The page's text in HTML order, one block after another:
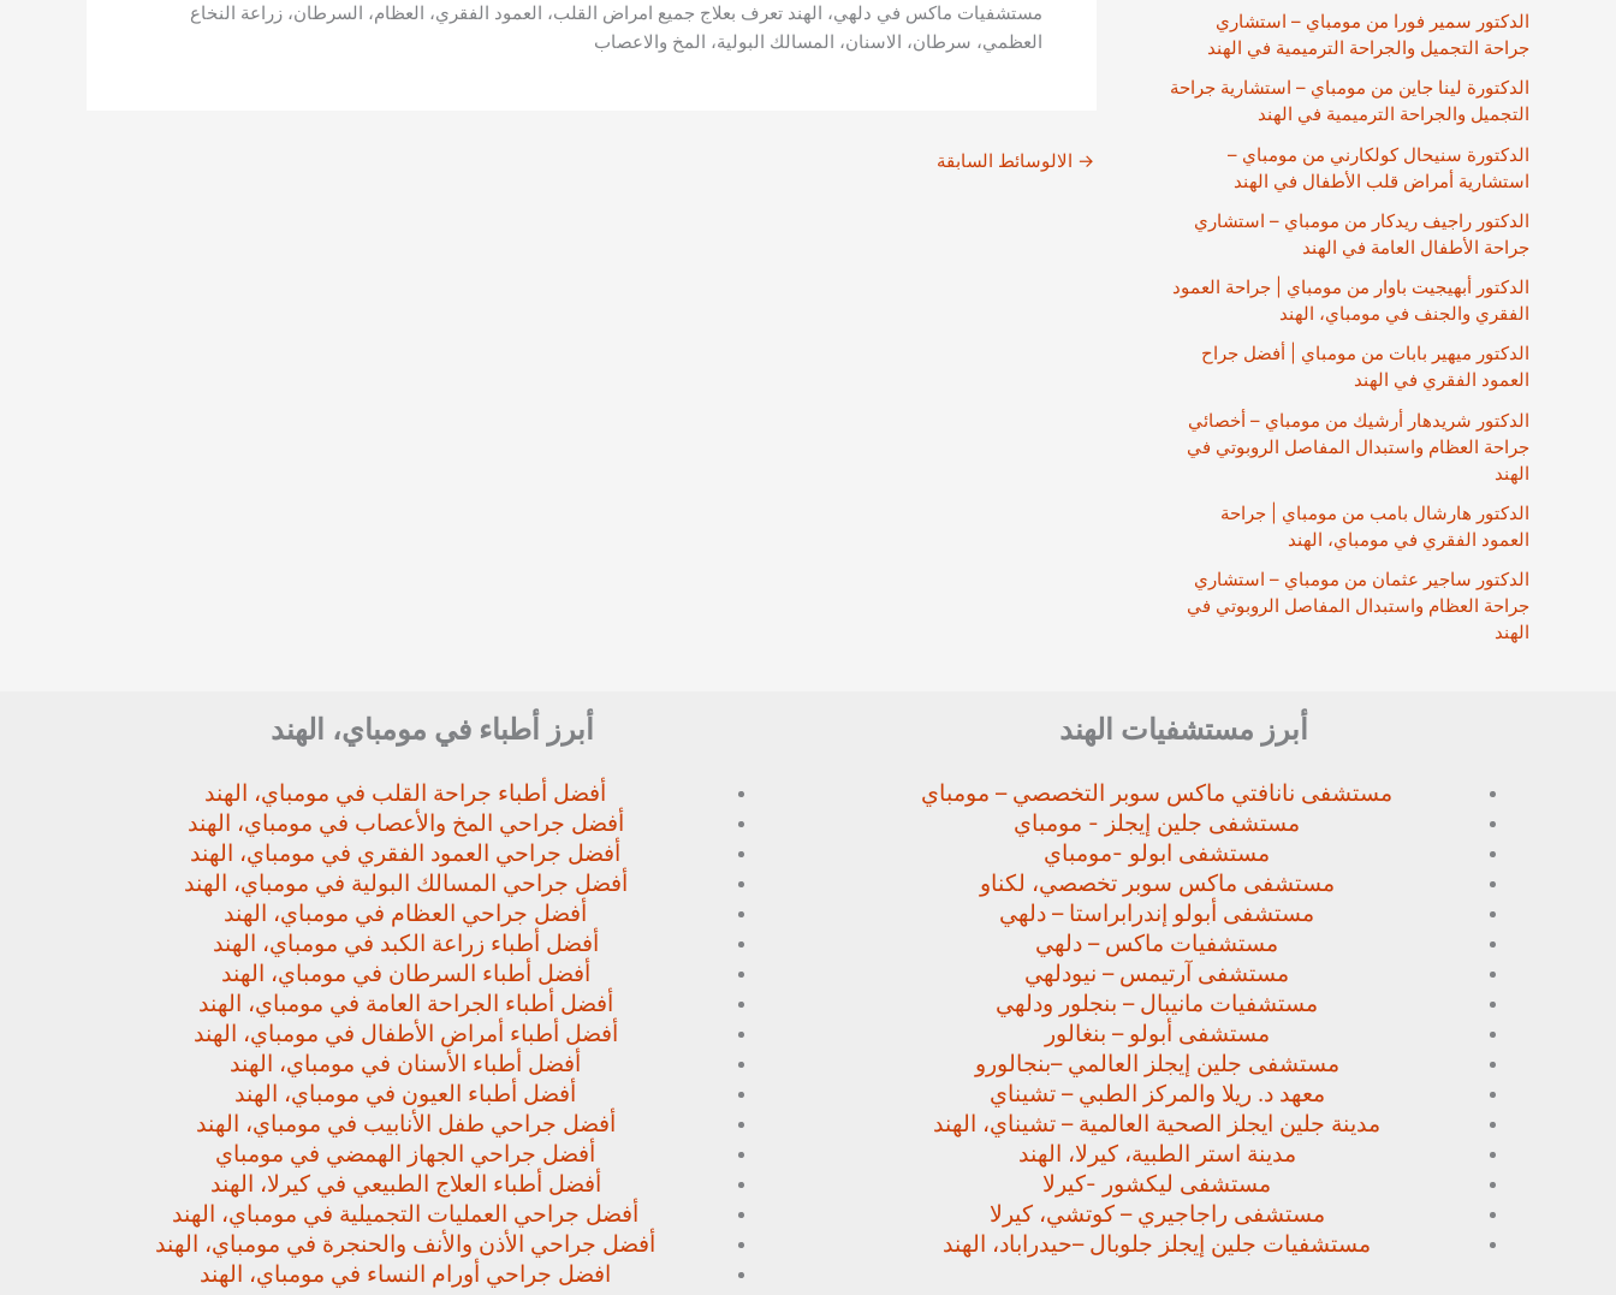
الدكتور سمير فورا من مومباي – استشاري
جراحة التجميل والجراحة الترميمية في الهند
الدكتورة لينا جاين من مومباي – استشارية جراحة
التجميل والجراحة الترميمية في الهند
الدكتورة سنيحال كولكارني من مومباي –
استشارية أمراض قلب الأطفال في الهند
الدكتور راجيف ريدكار من مومباي – استشاري
جراحة الأطفال العامة في الهند
الدكتور أبهيجيت باوار من مومباي | جراحة العمود
الفقري والجنف في مومباي، الهند
الدكتور ميهير بابات من مومباي | أفضل جراح
العمود الفقري في الهند
الدكتور شريدهار أرشيك من مومباي – أخصائي
جراحة العظام واستبدال المفاصل الروبوتي في
الهند
الدكتور هارشال بامب من مومباي | جراحة
العمود الفقري في مومباي، الهند
الدكتور ساجير عثمان من مومباي – استشاري
جراحة العظام واستبدال المفاصل الروبوتي في
الهند
مستشفيات ماكس في دلهي، الهند تعرف بعلاج جميع امراض القلب، العمود الفقري، العظام، السرطان، زراعة النخاع
العظمي، سرطان، الاسنان، المسالك البولية، المخ والاعصاب
→ الالوسائط السابقة
أبرز مستشفيات الهند
مستشفى نانافتي ماكس سوبر التخصصي – مومباي
مستشفى جلين إيجلز - مومباي
مستشفى ابولو -مومباي
مستشفى ماكس سوبر تخصصي، لكناو
مستشفى أبولو إندرابراستا – دلهي
مستشفيات ماكس – دلهي
مستشفى آرتيمس – نيودلهي
مستشفيات مانيبال – بنجلور ودلهي
مستشفى أبولو – بنغالور
مستشفى جلين إيجلز العالمي –بنجالورو
معهد د. ريلا والمركز الطبي – تشيناي
مدينة جلين ايجلز الصحية العالمية – تشيناي، الهند
مدينة استر الطبية، كيرلا، الهند
مستشفى ليكشور -كيرلا
مستشفى راجاجيري – كوتشي، كيرلا
مستشفيات جلين إيجلز جلوبال –حيدراباد، الهند
أبرز أطباء في مومباي، الهند
أفضل أطباء جراحة القلب في مومباي، الهند
أفضل جراحي المخ والأعصاب في مومباي، الهند
أفضل جراحي العمود الفقري في مومباي، الهند
أفضل جراحي المسالك البولية في مومباي، الهند
أفضل جراحي العظام في مومباي، الهند
أفضل أطباء زراعة الكبد في مومباي، الهند
أفضل أطباء السرطان في مومباي، الهند
أفضل أطباء الجراحة العامة في مومباي، الهند
أفضل أطباء أمراض الأطفال في مومباي، الهند
أفضل أطباء الأسنان في مومباي، الهند
أفضل أطباء العيون في مومباي، الهند
أفضل جراحي طفل الأنابيب في مومباي، الهند
أفضل جراحي الجهاز الهمضي في مومباي
أفضل أطباء العلاج الطبيعي في كيرلا، الهند
أفضل جراحي العمليات التجميلية في مومباي، الهند
أفضل جراحي الأذن والأنف والحنجرة في مومباي، الهند
افضل جراحي أورام النساء في مومباي، الهند